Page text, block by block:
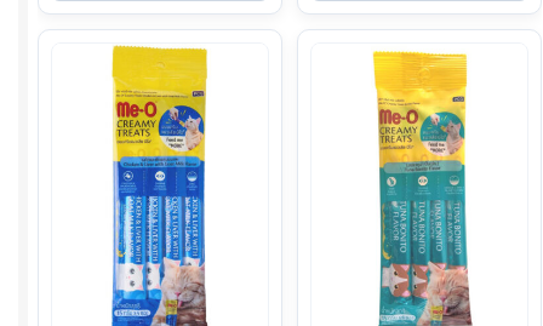
крем-
лак.
(КУРИЦА,
ПЕЧЕНЬ)
4*15г
крем-
(ТУНЕЦ
КАЦУО)
4*15г